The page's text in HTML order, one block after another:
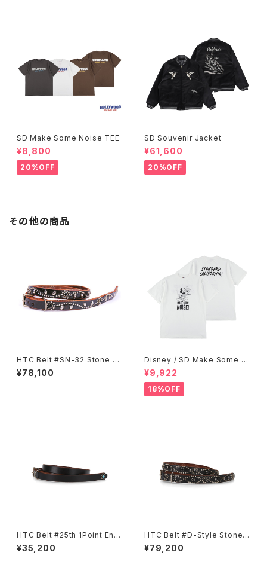
SD Make Some Noise TEE
¥8,800
20%OFF
SD Souvenir Jacket
¥61,600
20%OFF
その他の商品
HTC Belt #SN-32 Stone 0.
75
¥78,100
Disney / SD Make Some N
oise T
¥9,922
18%OFF
HTC Belt #25th 1Point End
Flower Turquoise 0.75
¥35,200
HTC Belt #D-Style Stone
0.75
¥79,200